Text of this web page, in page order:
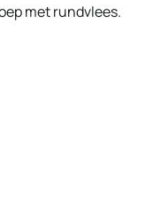
met rundvlees.